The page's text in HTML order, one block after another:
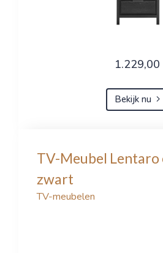
1.229,00
Bekijk nu
TV-Meubel Lentaro
zwart
TV-meubelen